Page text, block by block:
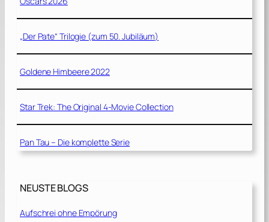
„Der Pate“ Trilogie (zum 50. Jubiläum)
Goldene Himbeere 2022
Star Trek: The Original 4-Movie Collection
Pan Tau – Die komplette Serie
NEUSTE BLOGS
Aufschrei ohne Empörung